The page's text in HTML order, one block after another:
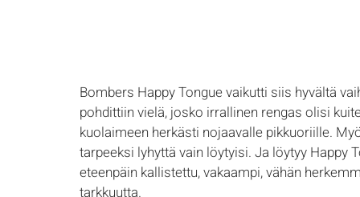
​Bombers Happy Tongue vaikutti siis hyvältä
pohdittiin vielä, josko irrallinen rengas olisi
kuolaimeen herkästi nojaavalle pikkuoriille.
tarpeeksi lyhyttä vain löytyisi. Ja löytyy Happy
eteenpäin kallistettu, vakaampi, vähän
tarkkuutta.